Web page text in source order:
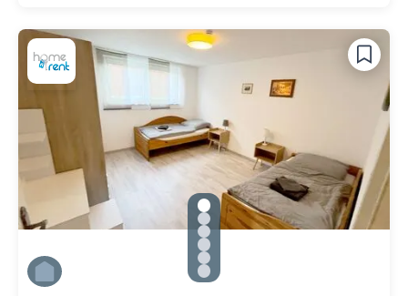
gallery.slide_selector
Zu Slide 1 wechseln
Zu Slide 2 wechseln
Zu Slide 3 wechseln
Zu Slide 4 wechseln
Zu Slide 5 wechseln
Zu Slide 6 wechseln